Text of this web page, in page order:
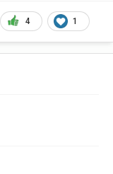
4 1